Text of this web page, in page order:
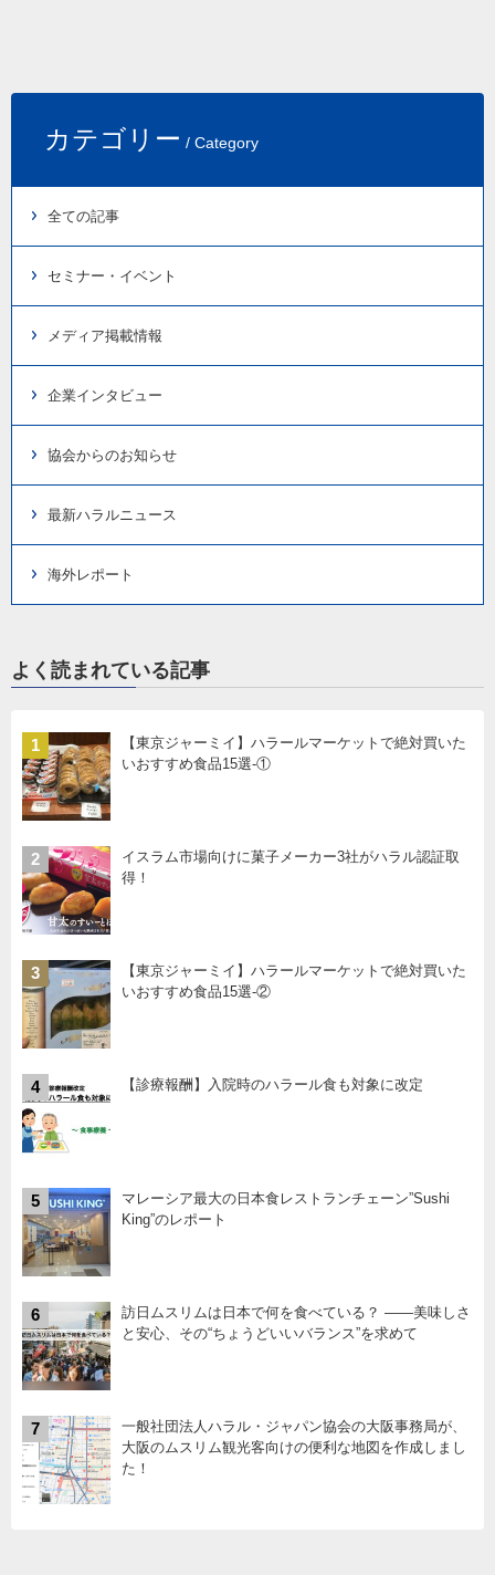
カテゴリー / Category
全ての記事
セミナー・イベント
メディア掲載情報
企業インタビュー
協会からのお知らせ
最新ハラルニュース
海外レポート
よく読まれている記事
1
【東京ジャーミイ】ハラールマーケットで絶対買いた
いおすすめ食品15選-①
2
イスラム市場向けに菓子メーカー3社がハラル認証取
得！
3
【東京ジャーミイ】ハラールマーケットで絶対買いた
いおすすめ食品15選-②
4 【診療報酬】入院時のハラール食も対象に改定
5
マレーシア最大の日本食レストランチェーン”Sushi
King”のレポート
6
訪日ムスリムは日本で何を食べている？ ――美味しさ
と安心、その“ちょうどいいバランス”を求めて
7
一般社団法人ハラル・ジャパン協会の大阪事務局が、
大阪のムスリム観光客向けの便利な地図を作成しまし
た！